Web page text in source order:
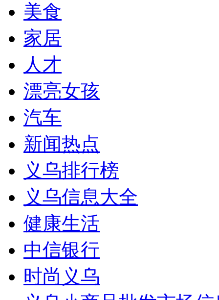
美食
家居
人才
漂亮女孩
汽车
新闻热点
义乌排行榜
义乌信息大全
健康生活
中信银行
时尚义乌